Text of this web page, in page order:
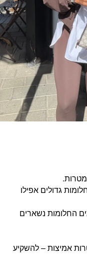
גדולים אפילו
החלומות נשארים
אמיצות – להשקיע